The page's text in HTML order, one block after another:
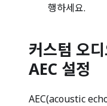
행하세요.
커스텀 오
AEC 설정
AEC(acoustic